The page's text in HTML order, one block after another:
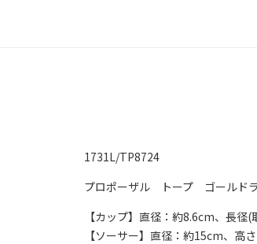
1731L/TP8724
プロポーザル トープ ゴールド
【カップ】直径：約8.6cm、長
【ソーサー】直径：約15cm、高